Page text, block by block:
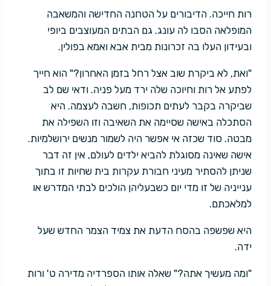
רות חייכה. הדיבורים על הטחנה החדישה והמשאבה
המופלאה הסבו לה עונג. גם הבתים המעוצבים ביופי
ובעידון העלו בה זכרונות מבית אבא ואמא בפולין.
"ואת, לא ביקרת שוב אצל רחל בזמן האחרון?" הוא חייך
לפתע אל רות וחיוכה שלה ירד מעל פניה. ודאי שם לב
שביקרה בקבר לעתים תכופות, חשבה לעצמה. היא
הסתכלה באישה שסיימה את השאיבה וזו השפילה את
מבטה. סוד שכזה אי אפשר היה לשמור מנשים ירושלמיות.
אישה שאינה מסוגלת להביא ילדים לעולם, אין זה דבר
שניתן להסתיר מעיני חבורת עקרות בית שחיות זו בתוך
ענייניה של זו מדי יום כשבעליהן הולכים לבתי המדרש או
למלאכתם.
היא שפשפה בהסח הדעת את צמיד הצמר החדש שעל
ידה.
"ומה מעשיך אתה?" שאלה אותו הספרדיה מדירה ט' ורות